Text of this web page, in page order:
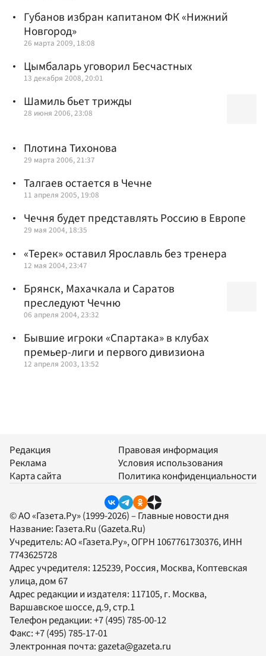
Губанов избран капитаном ФК «Нижний
Новгород»
26 марта 2009, 18:08
Цымбаларь уговорил Бесчастных
13 декабря 2008, 20:01
Шамиль бьет трижды
28 июня 2006, 23:08
Плотина Тихонова
29 марта 2006, 21:37
Талгаев остается в Чечне
11 апреля 2005, 19:08
Чечня будет представлять Россию в Европе
29 мая 2004, 18:35
«Терек» оставил Ярославль без тренера
12 мая 2004, 23:47
Брянск, Махачкала и Саратов
преследуют Чечню
06 апреля 2004, 23:32
Бывшие игроки «Спартака» в клубах
премьер-лиги и первого дивизиона
12 апреля 2003, 13:52
Редакция
Реклама
Карта сайта
Правовая информация
Условия использования
Политика конфиденциальности
© АО «Газета.Ру» (1999-2026) – Главные новости дня
Название: Газета.Ru (Gazeta.Ru)
Учредитель:АО «Газета.Ру», ОГРН 1067761730376, ИНН
7743625728
Адрес учредителя: 125239, Россия, Москва, Коптевская
улица, дом 67
Адрес редакции и издателя: 117105, г. Москва,
Варшавское шоссе, д.9, стр.1
Телефон редакции:+7 (495) 785-00-12
Факс:+7 (495) 785-17-01
Электронная почта: gazeta@gazeta.ru